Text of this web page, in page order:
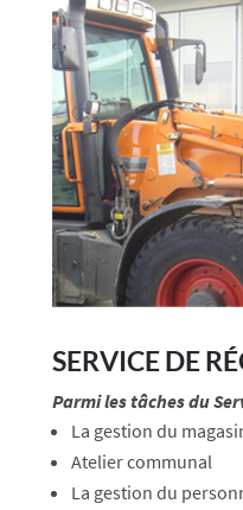
SERVICE DE
Parmi les tâches du
La gestion du
Atelier communal
La gestion du